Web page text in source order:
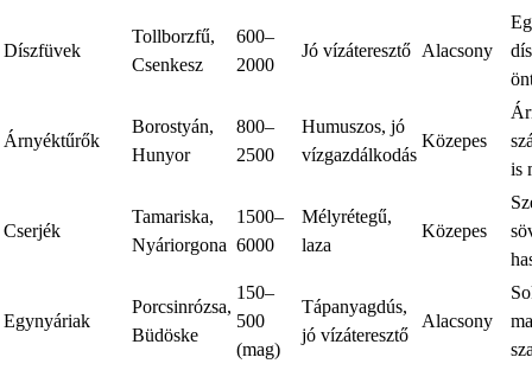
Díszfüvek
Tollborzfű,
Csenkesz
600–
2000
Jó vízáteresztő Alacsony
Árnyéktűrők
Borostyán,
Hunyor
800–
2500
Humuszos, jó
vízgazdálkodás
Közepes
is
Cserjék
Tamariska,
Nyáriorgona
1500–
6000
Mélyrétegű,
laza
Közepes
Egynyáriak
Porcsinrózsa,
Büdöske
150–
500
(mag)
Tápanyagdús,
jó vízáteresztő
Alacsony